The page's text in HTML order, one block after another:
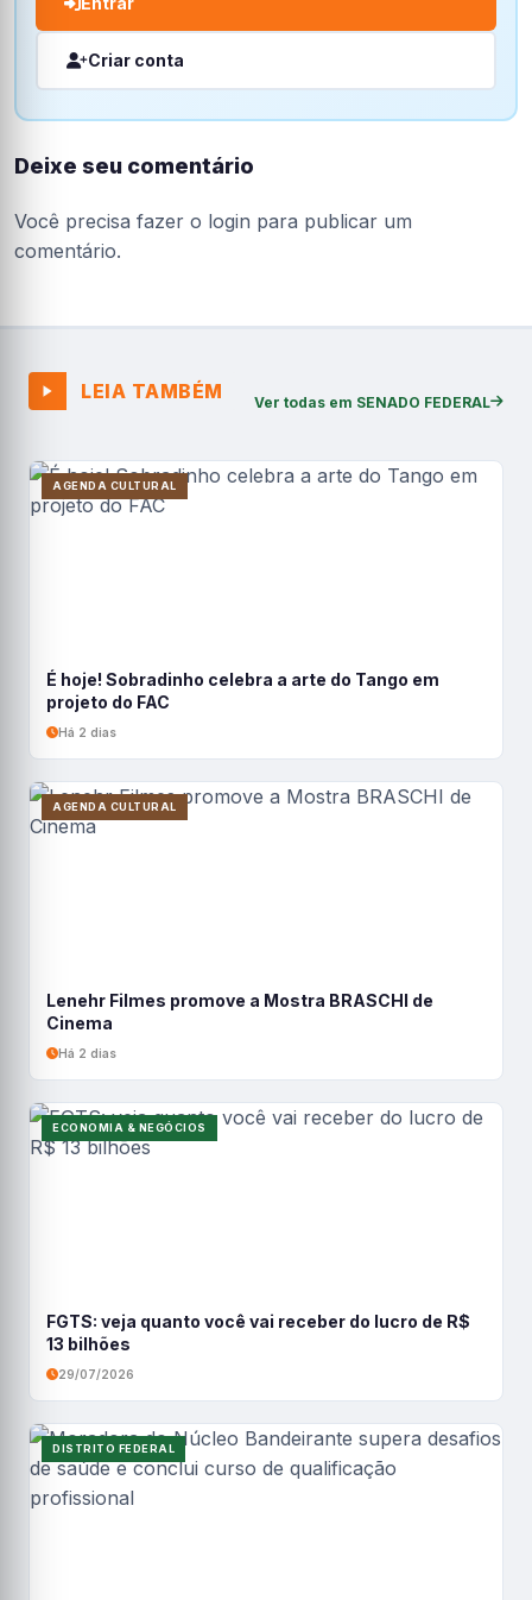
Criar conta
Deixe seu comentário
Você precisa fazer o login para publicar um
comentário.
LEIA TAMBÉM Ver todas em SENADO FEDERAL
AGENDA CULTURAL
É hoje! Sobradinho celebra a arte do Tango em
projeto do FAC
Há 2 dias
AGENDA CULTURAL
Lenehr Filmes promove a Mostra BRASCHI de
Cinema
Há 2 dias
ECONOMIA & NEGÓCIOS
FGTS: veja quanto você vai receber do lucro de R$
13 bilhões
29/07/2026
DISTRITO FEDERAL